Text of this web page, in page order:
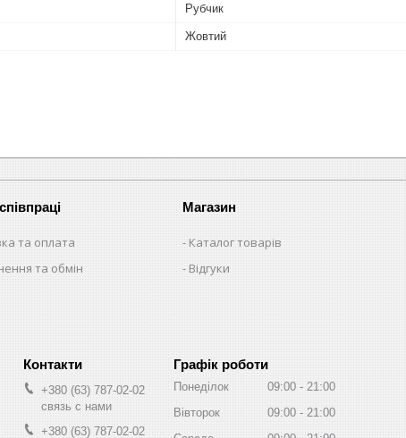
Рубчик
Жовтий
та оплата
та обмін
Магазин
Каталог товарів
Відгуки
+380 (63) 787-02-02
связь с нами
+380 (63) 787-02-02
Графік роботи
Понеділок 09:00
21:00
Вівторок
09:00
21:00